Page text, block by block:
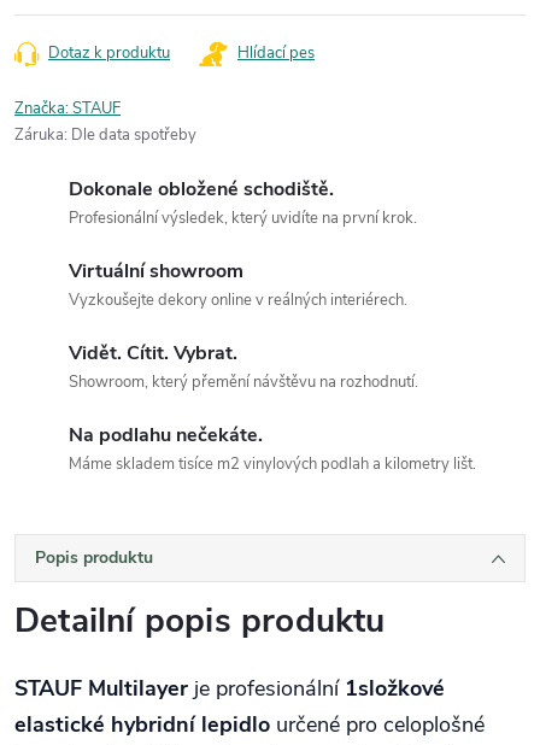
Dotaz k produktu Hlídací pes
Značka:STAUF
Záruka: Dle data spotřeby
Dokonale obložené schodiště.
Profesionální výsledek, který uvidíte na první krok.
Virtuální showroom
Vyzkoušejte dekory online v reálných interiérech.
Vidět. Cítit. Vybrat.
Showroom, který přemění návštěvu na rozhodnutí.
Na podlahu nečekáte.
Máme skladem tisíce m2 vinylových podlah a kilometry lišt.
Popis produktu
Detailní popis produktu
STAUF Multilayer je profesionální 1složkové
elastické hybridní lepidlo určené pro celoplošné